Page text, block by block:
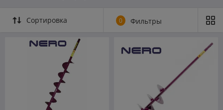
Сортировка 0 Фильтры